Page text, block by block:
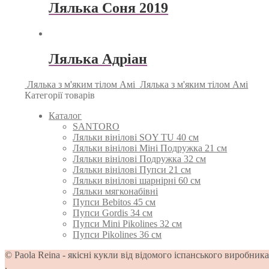
Лялька Соня 2019
Лялька Адріан
Лялька з м'яким тілом Амі Лялька з м'яким тілом Амі
Категорії товарів
Каталог
SANTORO
Ляльки вінілові SOY TU 40 см
Ляльки вінілові Міні Подружка 21 см
Ляльки вінілові Подружка 32 см
Ляльки вінілові Пупси 21 см
Ляльки вінілові шарнірні 60 см
Ляльки мягконабівні
Пупси Bebitos 45 см
Пупси Gordis 34 см
Пупси Mini Pikolines 32 см
Пупси Pikolines 36 см
© Paola Reina - якісні кукли від відомого іспанського
.